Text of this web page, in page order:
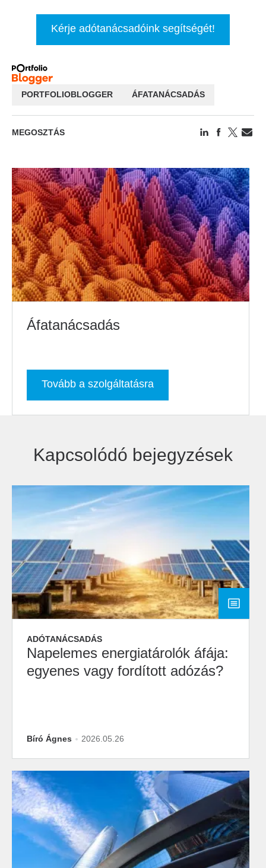
Kérje adótanácsadóink segítségét!
PORTFOLIOBLOGGER ÁFATANÁCSADÁS
MEGOSZTÁS
Áfatanácsadás
Tovább a szolgáltatásra
Kapcsolódó bejegyzések
ADÓTANÁCSADÁS
Napelemes energiatárolók áfája:
egyenes vagy fordított adózás?
Bíró Ágnes 2026.05.26